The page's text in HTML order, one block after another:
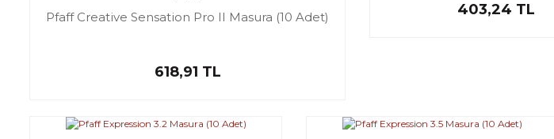
Pfaff Creative Sensation Pro II Masura (10 Adet)
618,91 TL
403,24 TL